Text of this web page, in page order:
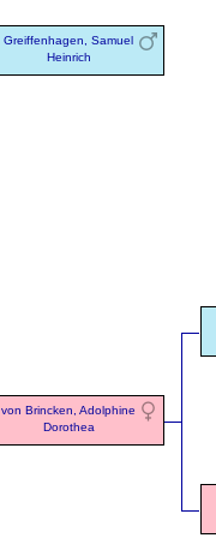
Greiffenhagen, Samuel
Heinrich
von Brincken, Adolphine
Dorothea